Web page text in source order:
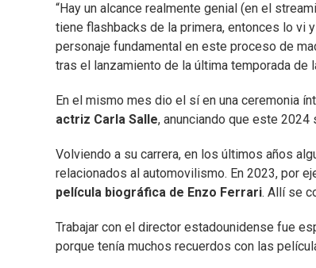
“Hay un alcance realmente genial (en el
tiene flashbacks de la primera, entonces lo vi
personaje fundamental en este proceso de
tras el lanzamiento de la última temporada de
En el mismo mes dio el sí en una ceremonia
actriz Carla Salle, anunciando que este
Volviendo a su carrera, en los últimos años
relacionados al automovilismo. En 2023, por
película biográfica de Enzo Ferrari. Allí se
Trabajar con el director estadounidense fue
porque tenía muchos recuerdos con las